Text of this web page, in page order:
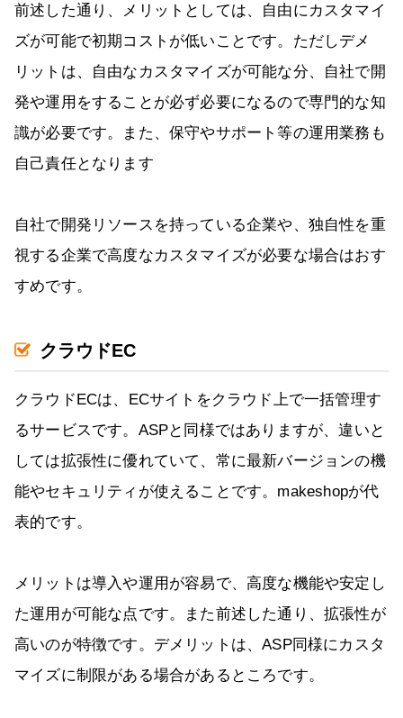
前述した通り、メリットとしては、自由にカスタマイ
ズが可能で初期コストが低いことです。ただしデメ
リットは、自由なカスタマイズが可能な分、自社で開
発や運用をすることが必ず必要になるので専門的な知
識が必要です。また、保守やサポート等の運用業務も
自己責任となります
自社で開発リソースを持っている企業や、独自性を重
視する企業で高度なカスタマイズが必要な場合はおす
すめです。
クラウドEC
クラウドECは、ECサイトをクラウド上で一括管理す
るサービスです。ASPと同様ではありますが、違いと
しては拡張性に優れていて、常に最新バージョンの機
能やセキュリティが使えることです。makeshopが代
表的です。
メリットは導入や運用が容易で、高度な機能や安定し
た運用が可能な点です。また前述した通り、拡張性が
高いのが特徴です。デメリットは、ASP同様にカスタ
マイズに制限がある場合があるところです。